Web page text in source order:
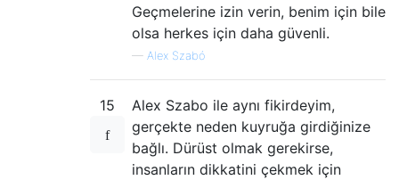
Geçmelerine izin verin, benim için bile
olsa herkes için daha güvenli.
— Alex Szabó
15
Alex Szabo ile aynı fikirdeyim,
gerçekte neden kuyruğa girdiğinize
bağlı. Dürüst olmak gerekirse,
insanların dikkatini çekmek için